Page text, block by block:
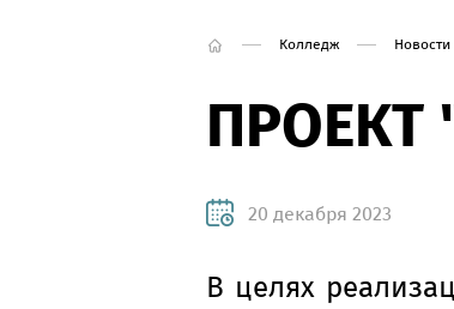
Колледж Новости
20 декабря 2023
В целях